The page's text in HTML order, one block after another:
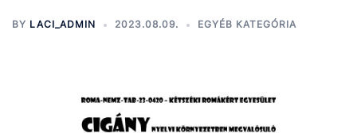
BY LACI_ADMIN 2023.08.09. EGYÉB KATEGÓRIA